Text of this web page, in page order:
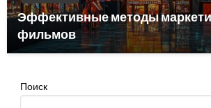
Эффективные методы
фильмов
Поиск